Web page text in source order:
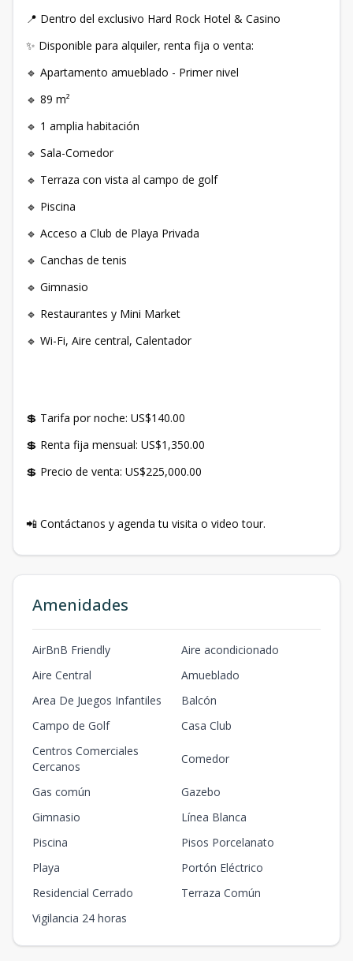
📍 Dentro del exclusivo Hard Rock Hotel & Casino
✨ Disponible para alquiler, renta fija o venta:
🔹 Apartamento amueblado - Primer nivel
🔹 89 m²
🔹 1 amplia habitación
🔹 Sala-Comedor
🔹 Terraza con vista al campo de golf
🔹 Piscina
🔹 Acceso a Club de Playa Privada
🔹 Canchas de tenis
🔹 Gimnasio
🔹 Restaurantes y Mini Market
🔹 Wi-Fi, Aire central, Calentador
💲 Tarifa por noche: US$140.00
💲 Renta fija mensual: US$1,350.00
💲 Precio de venta: US$225,000.00
📲 Contáctanos y agenda tu visita o video tour.
Amenidades
AirBnB Friendly
Aire acondicionado
Aire Central
Amueblado
Area De Juegos Infantiles
Balcón
Campo de Golf
Casa Club
Centros Comerciales
Cercanos
Comedor
Gas común
Gazebo
Gimnasio
Línea Blanca
Piscina
Pisos Porcelanato
Playa
Portón Eléctrico
Residencial Cerrado
Terraza Común
Vigilancia 24 horas